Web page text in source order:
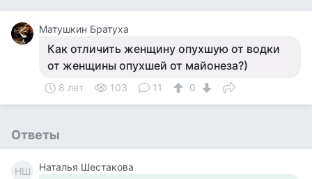
Матушкин Братуха
Как отличить женщину опухшую от водки
от женщины опухшей от майонеза?)
8 лет 103 11 0
Ответы
НШ Наталья Шестакова